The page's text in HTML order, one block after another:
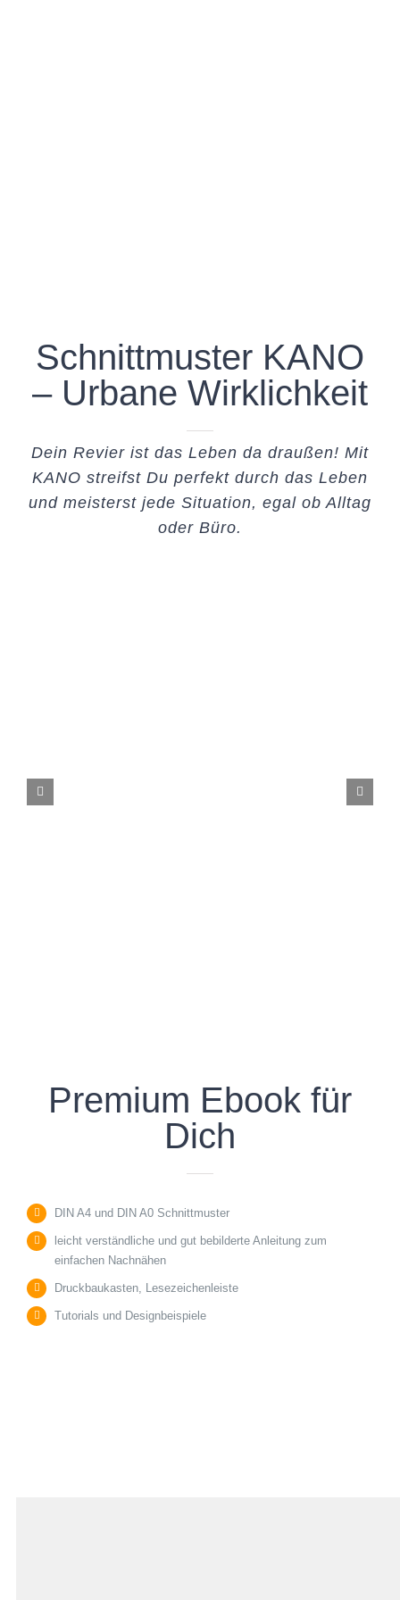
Schnittmuster KANO
– Urbane Wirklichkeit
Dein Revier ist das Leben da draußen! Mit
KANO streifst Du perfekt durch das Leben
und meisterst jede Situation, egal ob Alltag
oder Büro.
Premium Ebook für
Dich
DIN A4 und DIN A0 Schnittmuster
leicht verständliche und gut bebilderte Anleitung zum
einfachen Nachnähen
Druckbaukasten, Lesezeichenleiste
Tutorials und Designbeispiele